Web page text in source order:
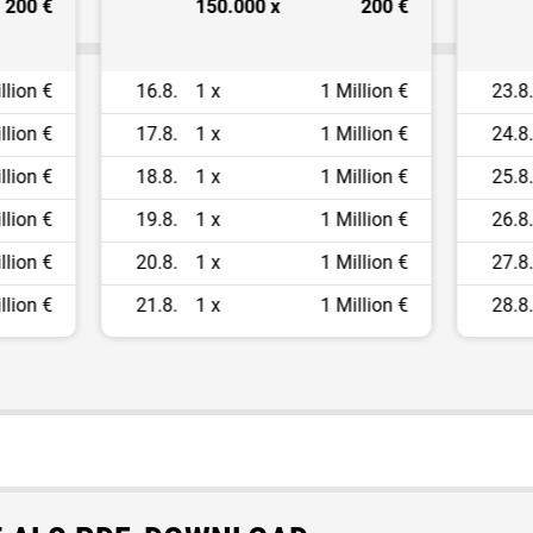
200 €
€
€
€
€
€
€
150.000 x
200 €
16.8. 1 x
1 Million €
17.8.
1 x
1 Million €
18.8.
1 x
1 Million €
19.8.
1 x
1 Million €
20.8.
1 x
1 Million €
21.8.
1 x 1 Million €
23.8.
24.8.
25.8.
26.8.
27.8.
28.8.